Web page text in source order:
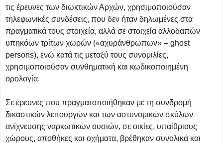
τις έρευνες των διωκτικών Αρχών, χρησιμοποιούσαν
τηλεφωνικές συνδέσεις, που δεν ήταν δηλωμένες στα
πραγματικά τους στοιχεία, αλλά σε στοιχεία αλλοδαπών
υπηκόων τρίτων χωρών («αχυράνθρωπων» – ghost
persons), ενώ κατά τις μεταξύ τους συνομιλίες,
χρησιμοποιούσαν συνθηματική και κωδικοποιημένη
ορολογία.
Σε έρευνες που πραγματοποιήθηκαν με τη συνδρομή
δικαστικών λειτουργών και των αστυνομικών σκύλων
ανίχνευσης ναρκωτικών ουσιών, σε οικίες, υπαίθριους
χώρους, αποθήκες και οχήματα, βρέθηκαν συνολικά και